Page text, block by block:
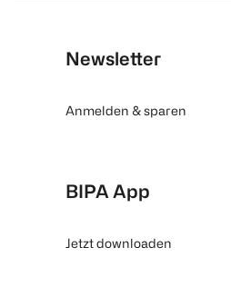
Newsletter
Anmelden & sparen
BIPA App
Jetzt downloaden